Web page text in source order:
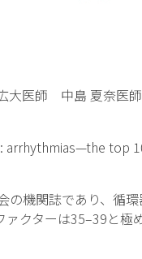
医師 中島 夏奈医
arrhythmias—the top
の機関誌であり、循
クターは35–39と極